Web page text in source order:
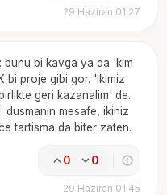
29 Haziran 01:27
bi kavga ya da 'kim
bi proje gibi gor. 'ikimiz
geri kazanalim' de.
dusmanin mesafe, ikiniz
tartisma da biter zaten.
0 0
29 Haziran 01:45